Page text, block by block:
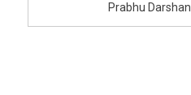
Prabhu Darshan